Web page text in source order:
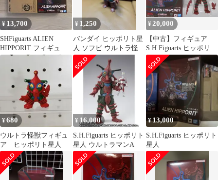
¥ 13,700
SHFiguarts ALIEN
HIPPORIT フィギュ
ア ヒッポリト星人
¥ 1,250
バンダイ ヒッポリト星
人 ソフビ ウルトラ怪獣
シリーズ
¥20,000
【中古】フィギュア
S.H.Figuarts ヒッポリト
星人 「ウルトラマン
A」
¥680
ウルトラ怪獣フィギュ
ア ヒッポリト星人
¥ 16,000
S.H.Figuarts ヒッポリト
星人 ウルトラマンA
¥13,000
S.H.Figuarts ヒッポリト
星人